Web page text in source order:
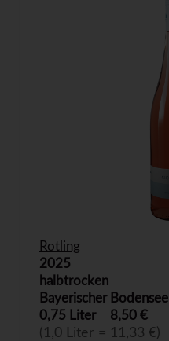
Rotling
2025
halbtrocken
Bayerischer Bodensee
0,75 Liter
8,50 €
(1,0 Liter = 11,33 €)